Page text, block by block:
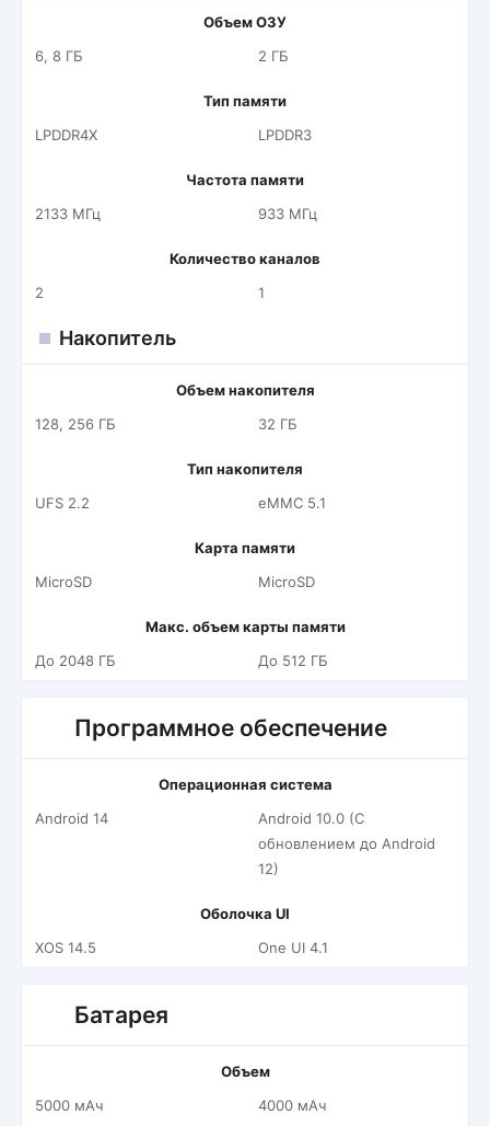
Объем ОЗУ
6, 8 ГБ
2 ГБ
Тип памяти
LPDDR4X
LPDDR3
Частота памяти
2133 МГц
933 МГц
Количество каналов
2
1
Накопитель
Объем накопителя
128, 256 ГБ
32 ГБ
Тип накопителя
UFS 2.2
eMMC 5.1
Карта памяти
MicroSD
MicroSD
Макс. объем карты памяти
До 2048 ГБ
До 512 ГБ
Программное обеспечение
Операционная система
Android 14
Android 10.0 (С
обновлением до Android
12)
Оболочка UI
XOS 14.5
One UI 4.1
Батарея
Объем
5000 мАч
4000 мАч